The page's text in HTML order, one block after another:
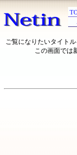
ご覧になりたいタイト
この画面では